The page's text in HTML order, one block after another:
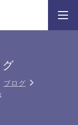
オープンキャンパス
グ
ブログ